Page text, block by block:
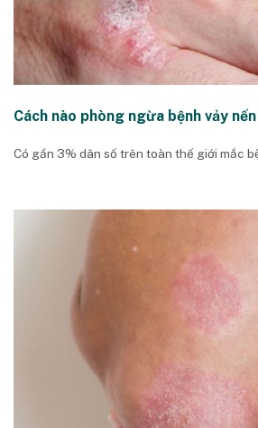
Cách nào phòng ngừa bệnh vảy
Có gần 3% dân số trên toàn thế giới mắc